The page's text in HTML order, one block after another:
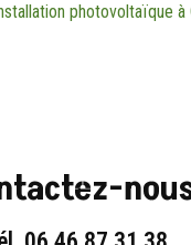
photovoltaïque à